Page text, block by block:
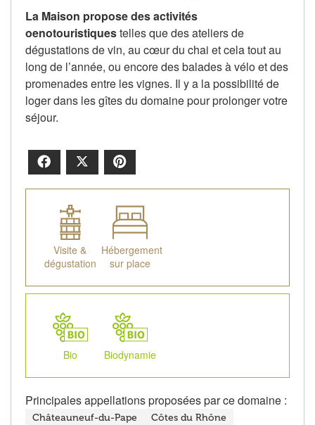
La Maison propose des activités
oenotouristiquestelles que des ateliers de
dégustations de vin, au cœur du chai et cela tout au
long de l’année, ou encore des balades à vélo et des
promenades entre les vignes. Il y a la possibilité de
loger dans les gîtes du domaine pour prolonger votre
séjour.
Facebook
Visite &
dégustation
Hébergement
sur place
Bio Biodynamie
Principales appellations proposées par ce domaine :
Châteauneuf-du-Pape Côtes du Rhône